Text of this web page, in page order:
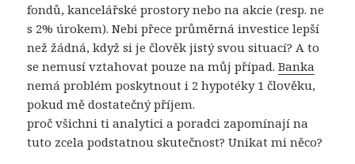
fondů, kancelářské prostory nebo na akcie (resp. ne
s 2% úrokem). Nebi přece průměrná investice lepší
než žádná, když si je člověk jistý svou situací? A to
se nemusí vztahovat pouze na můj případ.Banka
nemá problém poskytnout i 2 hypotéky 1 člověku,
pokud mě dostatečný příjem.
proč všichni ti analytici a poradci zapomínají na
tuto zcela podstatnou skutečnost? Unikat mi něco?